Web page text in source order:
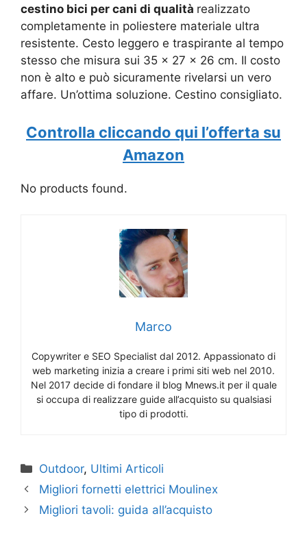
cestino bici per cani di qualità realizzato
completamente in poliestere materiale ultra
resistente. Cesto leggero e traspirante al tempo
stesso che misura sui 35 x 27 x 26 cm. Il costo
non è alto e può sicuramente rivelarsi un vero
affare. Un’ottima soluzione. Cestino consigliato.
Controlla cliccando qui l’offerta su
Amazon
No products found.
Marco
Copywriter e SEO Specialist dal 2012. Appassionato di
web marketing inizia a creare i primi siti web nel 2010.
Nel 2017 decide di fondare il blog Mnews.it per il quale
si occupa di realizzare guide all’acquisto su qualsiasi
tipo di prodotti.
Categorie
Outdoor, Ultimi Articoli
Migliori fornetti elettrici Moulinex
Migliori tavoli: guida all’acquisto